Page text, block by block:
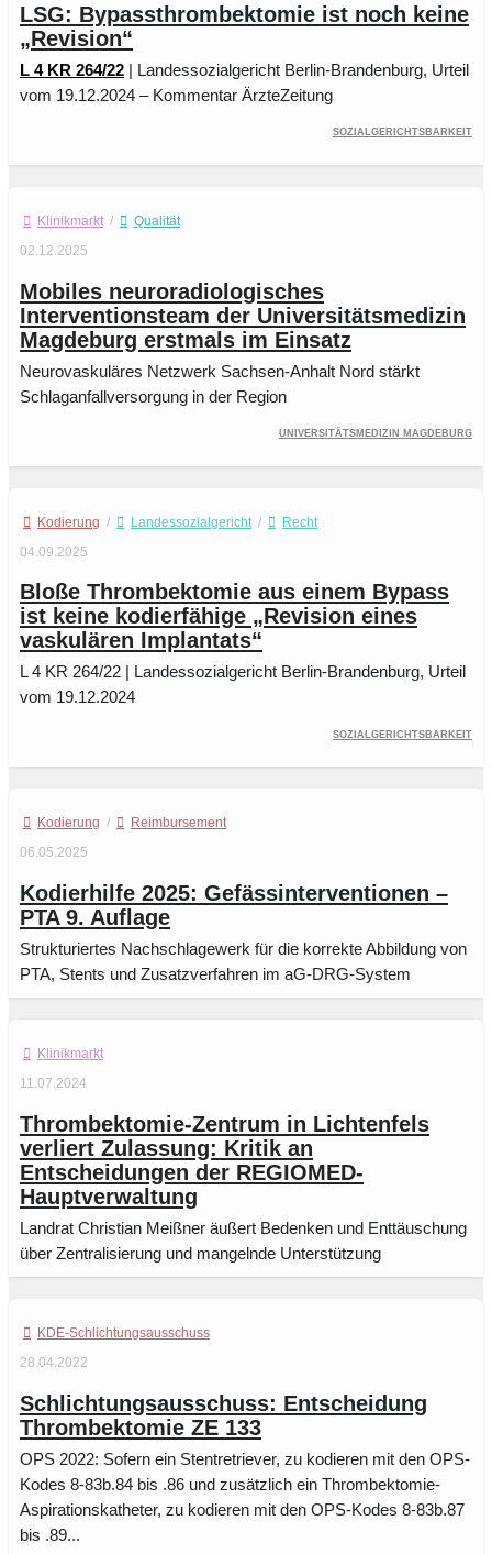
LSG: Bypassthrombektomie ist noch keine
„Revision“
L 4 KR 264/22 | Landessozialgericht Berlin-Brandenburg, Urteil
vom 19.12.2024 – Kommentar ÄrzteZeitung
Sozialgerichtsbarkeit
Klinikmarkt /
Qualität
02.12.2025
Mobiles neuroradiologisches
Interventionsteam der Universitätsmedizin
Magdeburg erstmals im Einsatz
Neurovaskuläres Netzwerk Sachsen-Anhalt Nord stärkt
Schlaganfallversorgung in der Region
Universitätsmedizin Magdeburg
Kodierung / Landessozialgericht /
Recht
04.09.2025
Bloße Thrombektomie aus einem Bypass
ist keine kodierfähige „Revision eines
vaskulären Implantats“
L 4 KR 264/22 | Landessozialgericht Berlin-Brandenburg, Urteil
vom 19.12.2024
Sozialgerichtsbarkeit
Kodierung /
Reimbursement
06.05.2025
Kodierhilfe 2025: Gefässinterventionen –
PTA 9. Auflage
Strukturiertes Nachschlagewerk für die korrekte Abbildung von
PTA, Stents und Zusatzverfahren im aG-DRG-System
Klinikmarkt
11.07.2024
Thrombektomie-Zentrum in Lichtenfels
verliert Zulassung: Kritik an
Entscheidungen der REGIOMED-
Hauptverwaltung
Landrat Christian Meißner äußert Bedenken und Enttäuschung
über Zentralisierung und mangelnde Unterstützung
KDE-Schlichtungsausschuss
28.04.2022
Schlichtungsausschuss: Entscheidung
Thrombektomie ZE 133
OPS 2022: Sofern ein Stentretriever, zu kodieren mit den OPS-
Kodes 8-83b.84 bis .86 und zusätzlich ein Thrombektomie-
Aspirationskatheter, zu kodieren mit den OPS-Kodes 8-83b.87
bis .89...